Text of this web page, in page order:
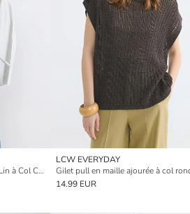
Kimono Femme en Mélange de Lin à Col Châle
LCW EVERYDAY
14.99 EUR